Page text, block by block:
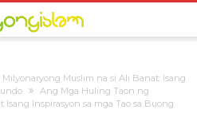
Muslim na si Ali Banat: Isang
Ang Mga Huling Taon ng
Inspirasyon sa mga Tao sa Buong